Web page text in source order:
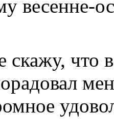
весенне-
скажу, что